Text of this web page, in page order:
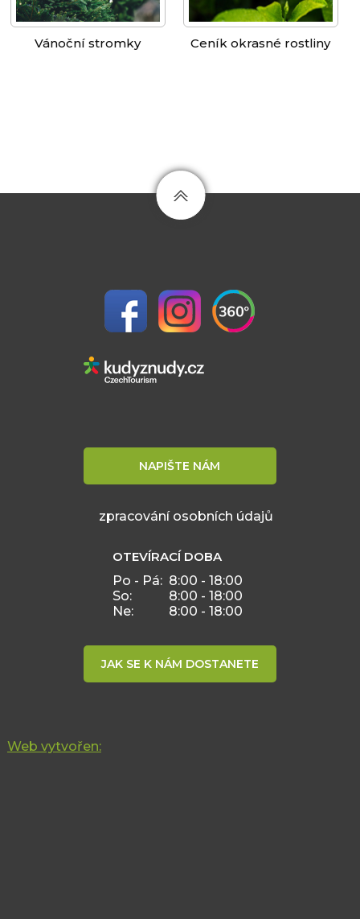
Vánoční stromky Ceník okrasné rostliny
NAPIŠTE NÁM
zpracování osobních údajů
OTEVÍRACÍ DOBA
Po - Pá: 8:00 - 18:00
So:
8:00 - 18:00
Ne:
8:00 - 18:00
JAK SE K NÁM DOSTANETE
Web vytvořen: